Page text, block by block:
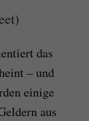
das
– und
einige
aus